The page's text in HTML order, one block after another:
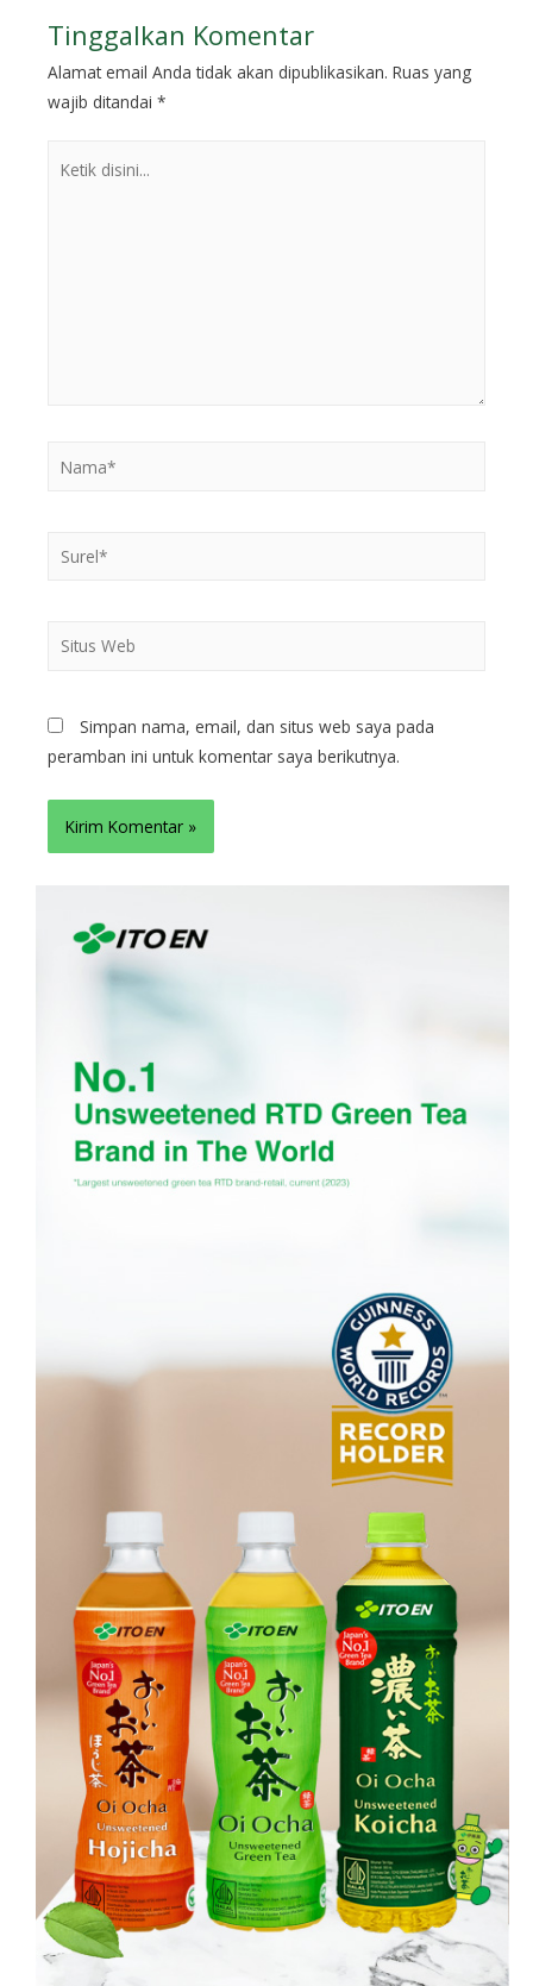
Tinggalkan Komentar
Alamat email Anda tidak akan dipublikasikan. Ruas yang
wajib ditandai *
Simpan nama, email, dan situs web saya pada
peramban ini untuk komentar saya berikutnya.